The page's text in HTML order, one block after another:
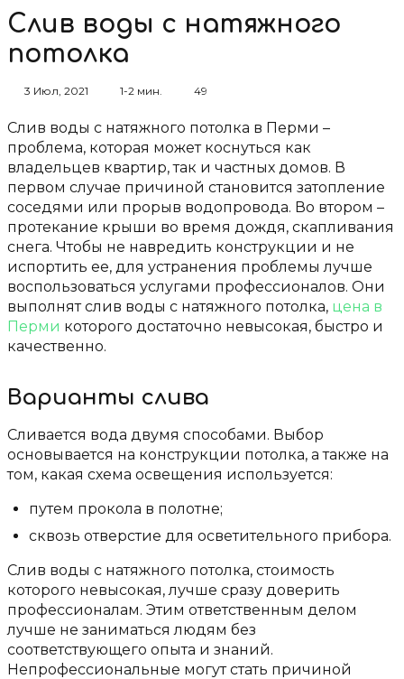
Слив воды с натяжного
потолка
3 Июл, 2021 1-2 мин. 49
Слив воды с натяжного потолка в Перми –
проблема, которая может коснуться как
владельцев квартир, так и частных домов. В
первом случае причиной становится затопление
соседями или прорыв водопровода. Во втором –
протекание крыши во время дождя, скапливания
снега. Чтобы не навредить конструкции и не
испортить ее, для устранения проблемы лучше
воспользоваться услугами профессионалов. Они
выполнят слив воды с натяжного потолка, цена в
Перми которого достаточно невысокая, быстро и
качественно.
Варианты слива
Сливается вода двумя способами. Выбор
основывается на конструкции потолка, а также на
том, какая схема освещения используется:
путем прокола в полотне;
сквозь отверстие для осветительного прибора.
Слив воды с натяжного потолка, стоимость
которого невысокая, лучше сразу доверить
профессионалам. Этим ответственным делом
лучше не заниматься людям без
соответствующего опыта и знаний.
Непрофессиональные могут стать причиной